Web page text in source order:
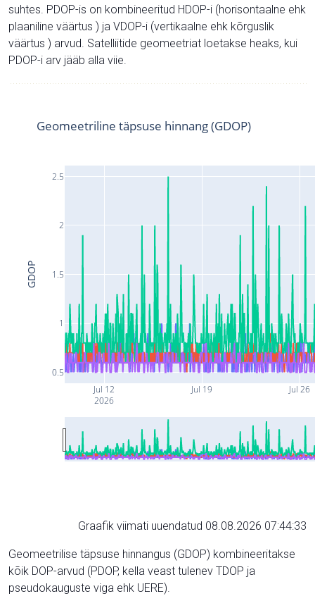
suhtes. PDOP-is on kombineeritud HDOP-i (horisontaalne ehk
plaaniline väärtus ) ja VDOP-i (vertikaalne ehk kõrguslik
väärtus ) arvud. Satelliitide geomeetriat loetakse heaks, kui
PDOP-i arv jääb alla viie.
Jul 12
2026
Jul 19 Jul 26
0.5
1
1.5
2
2.5
Geomeetriline täpsuse hinnang (GDOP)
GDOP
Graafik viimati uuendatud 08.08.2026 07:44:33
Geomeetrilise täpsuse hinnangus (GDOP) kombineeritakse
kõik DOP-arvud (PDOP, kella veast tulenev TDOP ja
pseudokauguste viga ehk UERE).